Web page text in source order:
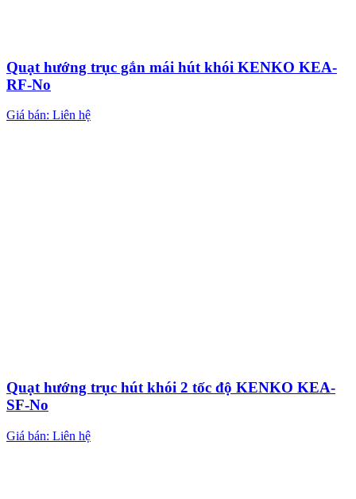
Quạt hướng trục gắn mái hút khói KENKO KEA-
RF-No
Giá bán: Liên hệ
Quạt hướng trục hút khói 2 tốc độ KENKO KEA-
SF-No
Giá bán: Liên hệ